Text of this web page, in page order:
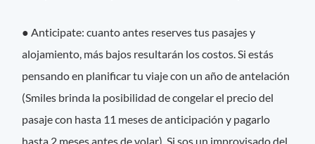
● Anticipate: cuanto antes reserves tus pasajes y
alojamiento, más bajos resultarán los costos. Si estás
pensando en planificar tu viaje con un año de antelación
(Smiles brinda la posibilidad de congelar el precio del
pasaje con hasta 11 meses de anticipación y pagarlo
hasta 2 meses antes de volar). Si sos un improvisado del